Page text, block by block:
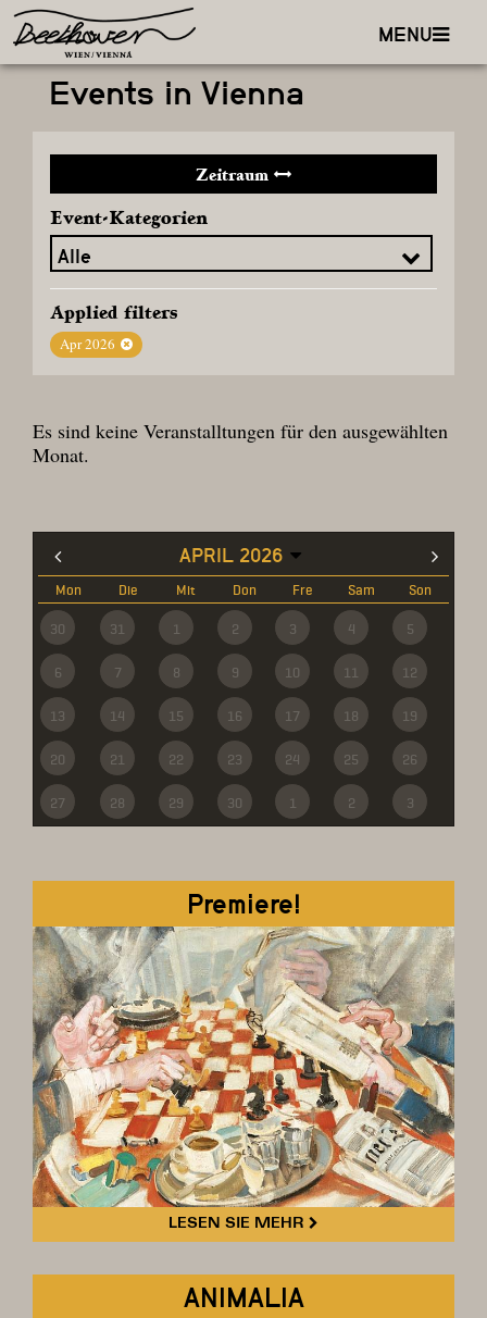
MENU
Events in Vienna
Zeitraum
Event-Kategorien
Applied filters
Apr 2026
Es sind keine Veranstalltungen für den ausgewählten
Monat.
APRIL 2026
Mon Die Mit Don Fre Sam Son
30 31 1 2 3 4 5
6 7 8 9 10 11 12
13 14 15 16 17 18 19
20 21 22 23 24 25 26
27 28 29 30 1 2 3
Premiere!
LESEN SIE MEHR
ANIMALIA